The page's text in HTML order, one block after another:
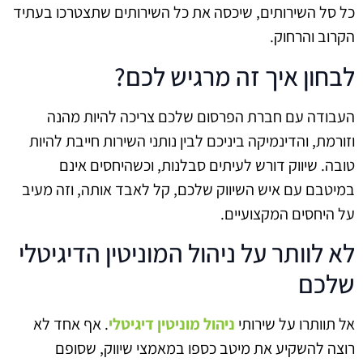
כל סל השירותים, שיכסה את כל השירותים שתצטרכו בעתיד
הקרוב והרחוק.
לבחון איך זה מרגיש לכם?
העבודה עם חברת הפרסום שלכם צריכה להיות מהנה
וזורמת, והדינמיקה ביניכם לבין נותני השירות חייבת להיות
טובה. שיווק דורש לעיתים סבלנות, וכשהיחסים אינם
במיטבם עם איש השיווק שלכם, קל לאבד אותה, וזה מעיב
על היחסים המקצועיים.
לא לוותר על ניהול המוניטין הדיגיטלי
שלכם
אל תוותרו על שירותי ניהול מוניטין דיגיטלי. אף אחד לא
רוצה להשקיע את מיטב כספו במאמצי שיווק, שסופם